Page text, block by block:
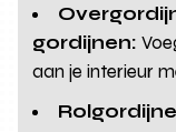
gordijnen:
aan je interieur